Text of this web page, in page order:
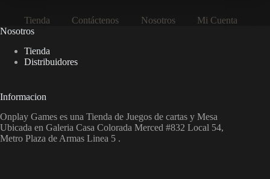
Tienda Contáctenos Nosotros
Mi Cuenta
Nosotros
Tienda
Distribuidores
Informacion
Onplay Games es una Tienda de Juegos de cartas y Mesa
Ubicada en Galeria Casa Colorada Merced #832 Local 54,
Metro Plaza de Armas Linea 5 .